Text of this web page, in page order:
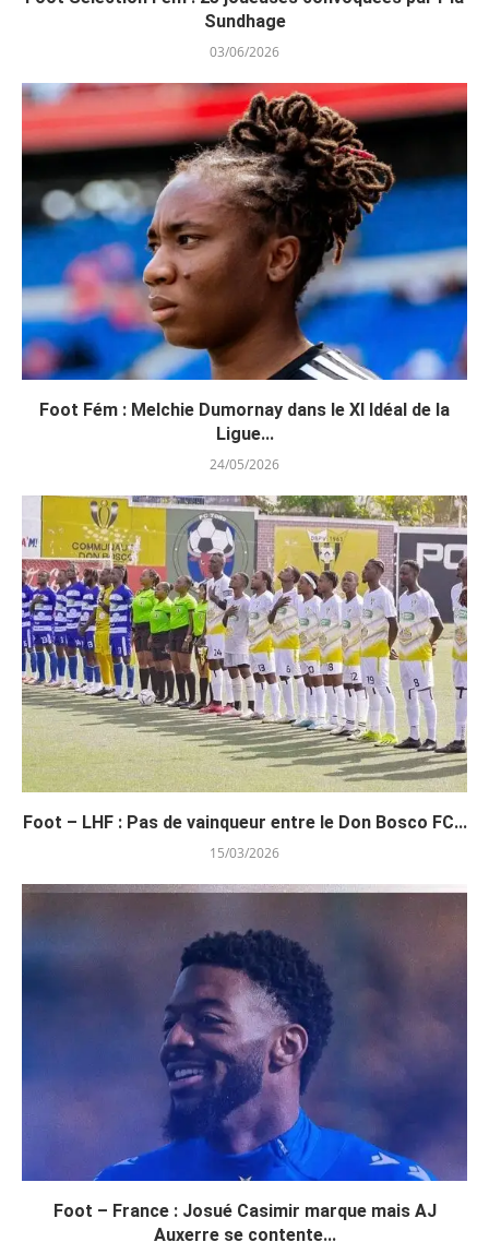
Sundhage
03/06/2026
Foot Fém : Melchie Dumornay dans le XI Idéal de la
Ligue...
24/05/2026
Foot – LHF : Pas de vainqueur entre le Don Bosco FC...
15/03/2026
Foot – France : Josué Casimir marque mais AJ
Auxerre se contente...